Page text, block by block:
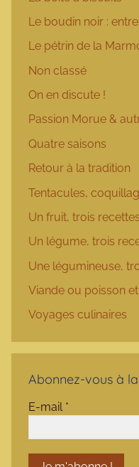
Le boudin noir :
Le pétrin de la
Non classé
On en discute !
Passion Morue &
Quatre saisons
Retour à la tradition
Tentacules,
Un fruit, trois recettes
Un légume, trois
Une légumineuse,
Viande ou poisson
Voyages culinaires
Abonnez-vous à
E-mail *